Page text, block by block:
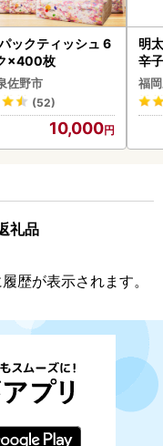
ックティッシュ 6
×400枚
佐野市
(52)
10,000
明
辛
福
礼品
歴が表示されます。